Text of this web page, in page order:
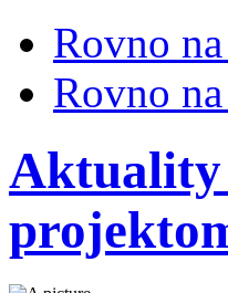
Rovno
Rovno
Aktuality